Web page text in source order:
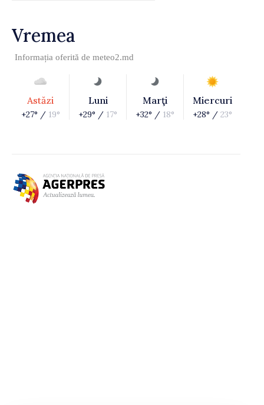
Vremea
Informația oferită de meteo2.md
Astăzi
+27° / 19°
Luni
+29° / 17°
Marţi
+32° / 18°
Miercuri
+28° / 23°